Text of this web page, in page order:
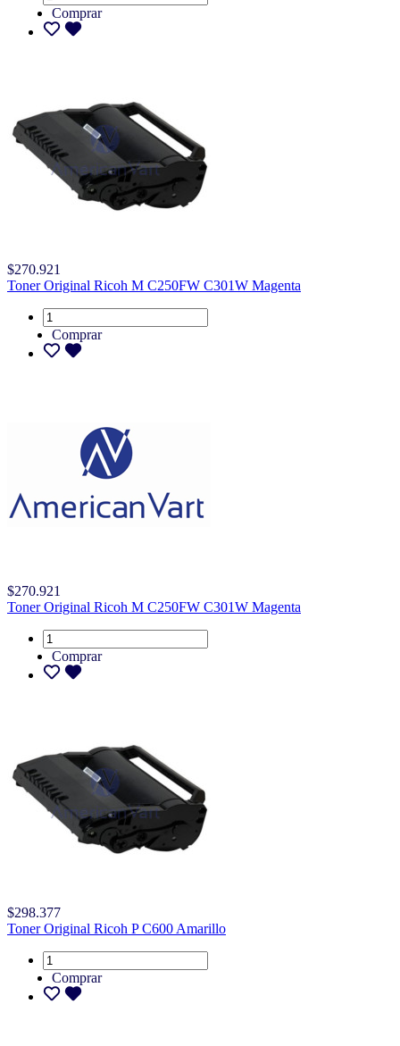
Comprar
$270.921
Toner Original Ricoh M C250FW C301W Magenta
Comprar
$270.921
Toner Original Ricoh M C250FW C301W Magenta
Comprar
$298.377
Toner Original Ricoh P C600 Amarillo
Comprar